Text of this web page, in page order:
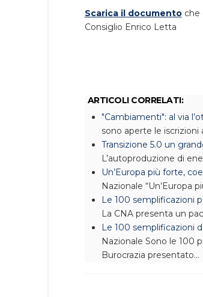
Scarica il documentoche
Consiglio Enrico Letta
ARTICOLI CORRELATI:
"Cambiamenti": al via
sono aperte le iscrizioni
Transizione 5.0 un
L’autoproduzione di
Un’Europa più forte,
Nazionale “Un’Europa
Le 100 semplificazioni
La CNA presenta un
Le 100 semplificazioni
Nazionale Sono le 100
Burocrazia presentato…